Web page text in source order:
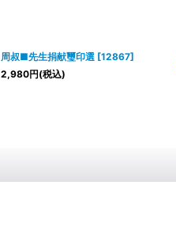
周叔■先生捐献璽印選 [12867]
2,980円(税込)